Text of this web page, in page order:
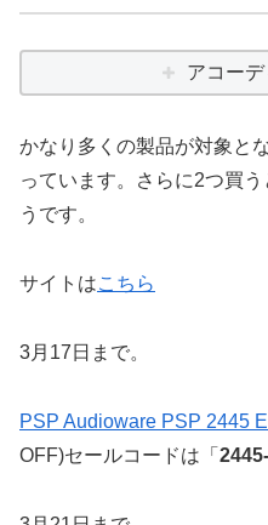
アコー
かなり多くの製品が対象と
っています。さらに2つ買
うです。
サイトはこちら
3月17日まで。
PSP Audioware PSP 2445
OFF)セールコードは「